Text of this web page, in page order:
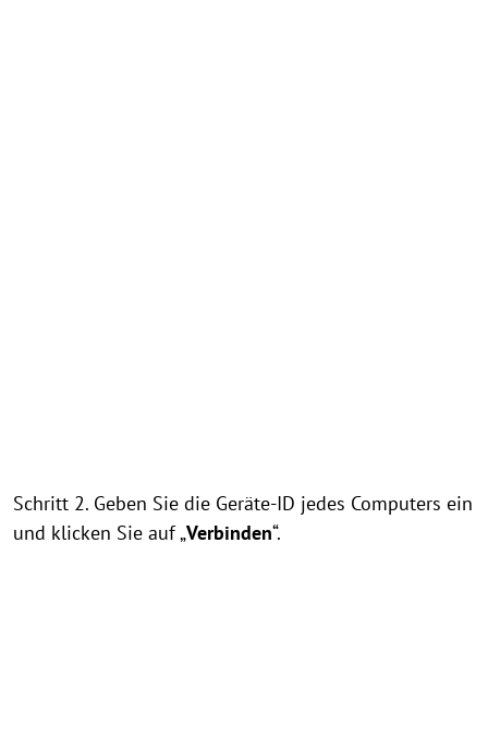
Schritt 2. Geben Sie die Geräte-ID jedes Computers ein
und klicken Sie auf „Verbinden“.